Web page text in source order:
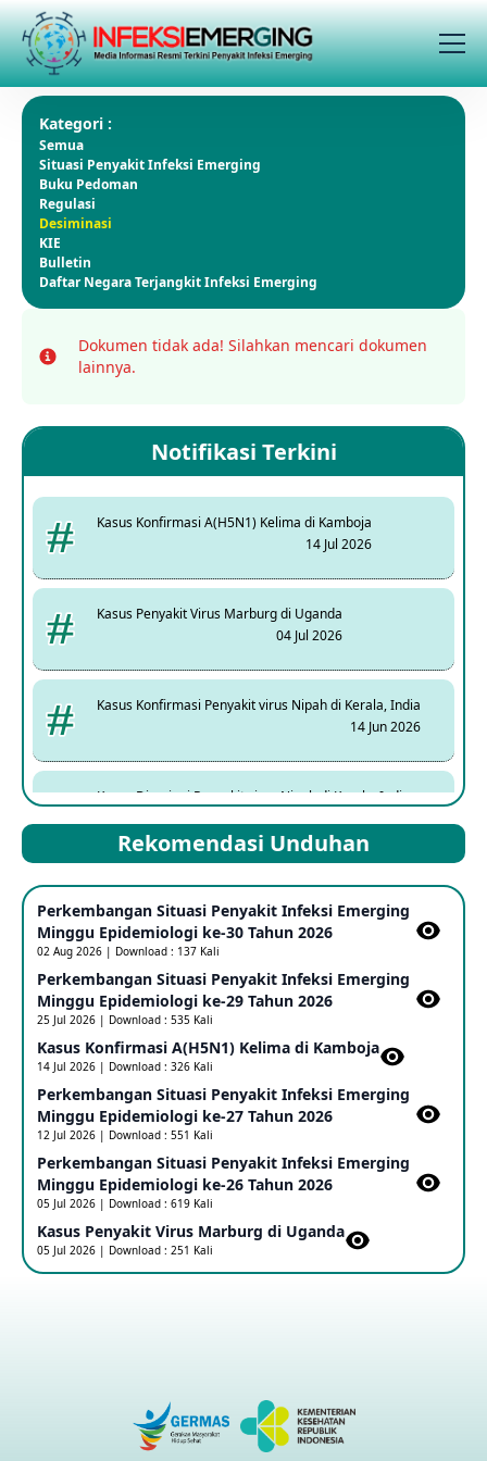
Kategori :
Semua
Situasi Penyakit Infeksi Emerging
Buku Pedoman
Regulasi
Desiminasi
KIE
Bulletin
Daftar Negara Terjangkit Infeksi Emerging
Info
Dokumen tidak ada! Silahkan mencari dokumen
lainnya.
Notifikasi Terkini
Kasus Konfirmasi A(H5N1) Kelima di Kamboja
14 Jul 2026
Kasus Penyakit Virus Marburg di Uganda
04 Jul 2026
Kasus Konfirmasi Penyakit virus Nipah di Kerala, India
14 Jun 2026
Kasus Dicurigai Penyakit virus Nipah di Kerala, India
Mpox Clade 1b di Taiwan
25 May 2026
Update Informasi PHEIC Penyakit Ebola
23 May 2026
Penetapan Outbreak Penyakit Ebola di RD Kongo dan
Uganda Sebagai PHEIC
17 May 2026
Outbreak Penyakti Ebola di RD Kongo
16 May 2026
Kasus Konfirmasi A(H5NN6) di Cina
Penyakit virus Hanta di Kapal Pesiar Keberangkatan
Rekomendasi Unduhan
Perkembangan Situasi Penyakit Infeksi Emerging
Minggu Epidemiologi ke-30 Tahun 2026
02 Aug 2026 | Download : 137 Kali
Perkembangan Situasi Penyakit Infeksi Emerging
Minggu Epidemiologi ke-29 Tahun 2026
25 Jul 2026 | Download : 535 Kali
Kasus Konfirmasi A(H5N1) Kelima di Kamboja​
14 Jul 2026 | Download : 326 Kali
Perkembangan Situasi Penyakit Infeksi Emerging
Minggu Epidemiologi ke-27 Tahun 2026
12 Jul 2026 | Download : 551 Kali
Perkembangan Situasi Penyakit Infeksi Emerging
Minggu Epidemiologi ke-26 Tahun 2026
05 Jul 2026 | Download : 619 Kali
Kasus Penyakit Virus Marburg di Uganda
05 Jul 2026 | Download : 251 Kali